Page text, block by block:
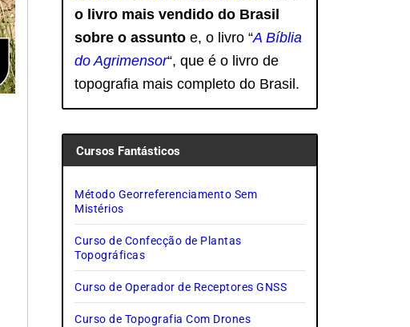
o livro mais vendido do Brasil
sobre o assuntoe, o livro “A Bíblia
do Agrimensor“, que é o livro de
topografia mais completo do Brasil.
Cursos Fantásticos
Método Georreferenciamento Sem
Mistérios
Curso de Confecção de Plantas
Topográficas
Curso de Operador de Receptores GNSS
Curso de Topografia Com Drones